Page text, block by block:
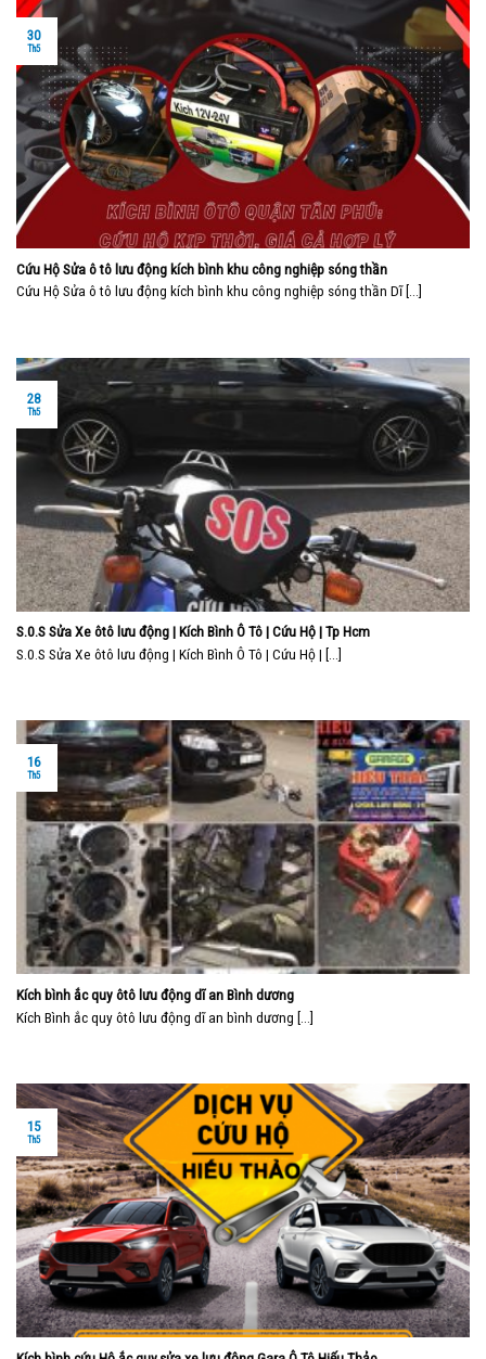
Cứu Hộ Sửa ô tô lưu động kích bình khu công nghiệp sóng thần
Cứu Hộ Sửa ô tô lưu động kích bình khu công nghiệp sóng thần Dĩ [...]
30
Th5
S.0.S Sửa Xe ôtô lưu động | Kích Bình Ô Tô | Cứu Hộ | Tp Hcm
S.0.S Sửa Xe ôtô lưu động | Kích Bình Ô Tô | Cứu Hộ | [...]
28
Th5
Kích bình ắc quy ôtô lưu động dĩ an Bình dương
Kích Bình ắc quy ôtô lưu động dĩ an bình dương [...]
16
Th5
15
Th5